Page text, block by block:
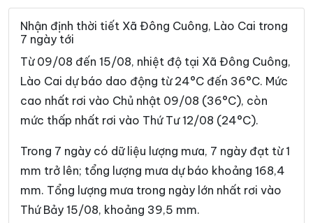
Xã Châu Quế Xã Chế Tạo
Xã Chiềng Ken
Xã Cốc San Xã Dền Sáng
Xã Dương Quỳ Xã Gia Hội
Xã Gia Phú Xã Hạnh Phúc
Xã Hợp Thành Xã Hưng Khánh
Xã Khánh Hòa Xã Khánh Yên
Xã Khao Mang Xã Lâm Giang
Nhận định thời tiết Xã Đông Cuông, Lào Cai trong
7 ngày tới
Từ 09/08 đến 15/08, nhiệt độ tại Xã Đông Cuông,
Lào Cai dự báo dao động từ 24°C đến 36°C. Mức
cao nhất rơi vào Chủ nhật 09/08 (36°C), còn
mức thấp nhất rơi vào Thứ Tư 12/08 (24°C).
Trong 7 ngày có dữ liệu lượng mưa, 7 ngày đạt từ 1
mm trở lên; tổng lượng mưa dự báo khoảng 168,4
mm. Tổng lượng mưa trong ngày lớn nhất rơi vào
Thứ Bảy 15/08, khoảng 39,5 mm.